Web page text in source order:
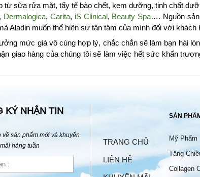
từ sữa rửa mặt, tẩy tế bào chết, kem dưỡng, tinh chất
, Dermalogica, Carita, iS Clinical, Beauty Spa…. Nguồn
Aladin muốn thể hiện sự tận tâm của mình đối với khách
mức giá vô cùng hợp lý, chắc chắn sẽ làm bạn hài
giao hàng của chúng tôi sẽ làm việc hết sức khẩn
KÝ NHẬN TIN
về sản phẩm mới và khuyến
mãi hàng tuần
TRANG CHỦ
LIÊN HỆ
SẢN
Mỹ Phẩm
Tăng
Collagen